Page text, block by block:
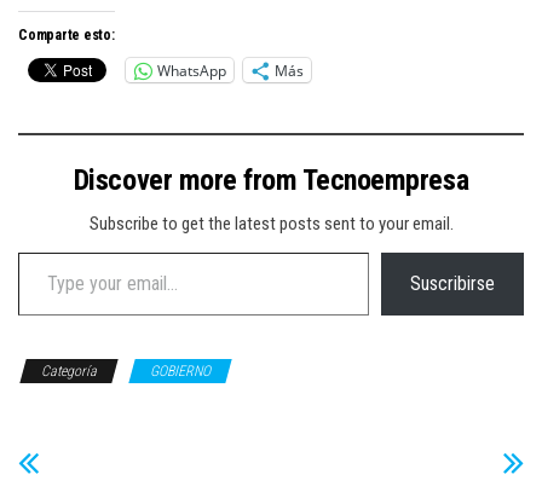
Comparte esto:
WhatsApp Más
Discover more from Tecnoempresa
Subscribe to get the latest posts sent to your email.
Type your email…
Suscribirse
Categoría GOBIERNO